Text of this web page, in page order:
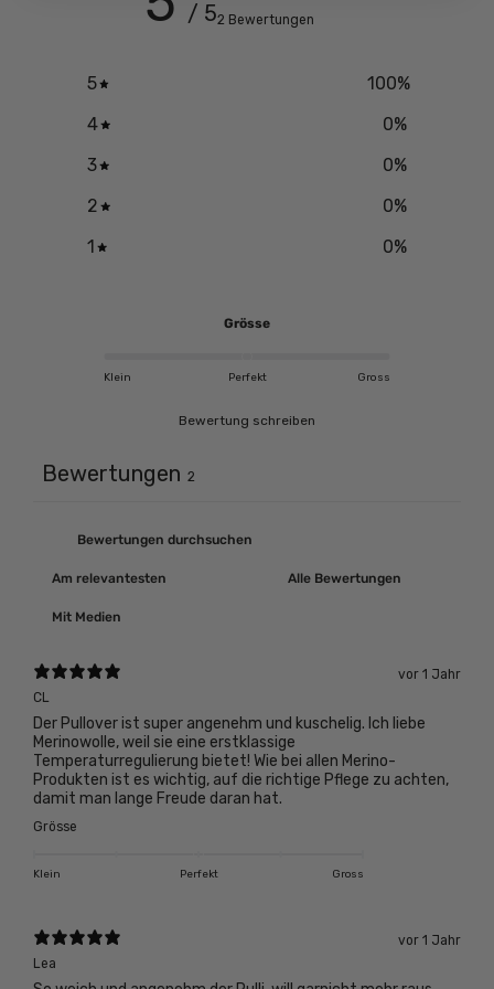
/ 52 Bewertungen
5 100%
4
0%
3
0%
2
0%
1
0%
Grösse
Klein Perfekt Gross
Bewertung schreiben
Bewertungen 2
Mit Medien
vor 1 Jahr
CL
Der Pullover ist super angenehm und kuschelig. Ich liebe
Merinowolle, weil sie eine erstklassige
Temperaturregulierung bietet! Wie bei allen Merino-
Produkten ist es wichtig, auf die richtige Pflege zu achten,
damit man lange Freude daran hat.
Grösse
Klein Perfekt Gross
vor 1 Jahr
Lea